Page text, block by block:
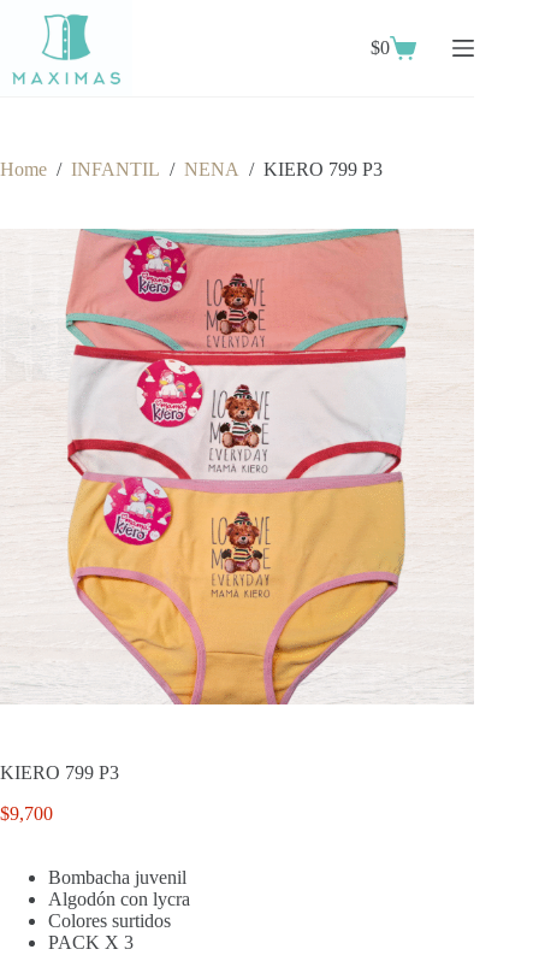
content
Shopping
$0
Home / INFANTIL / NENA / KIERO 799 P3
KIERO 799 P3
$9,700
Bombacha juvenil
Algodón con lycra
Colores surtidos
PACK X 3